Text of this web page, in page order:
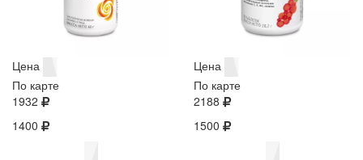
Цена
По карте
1932
1400
Цена
По карте
2188
1500